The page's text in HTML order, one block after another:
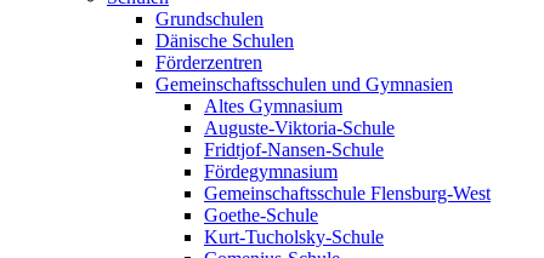
Grundschulen
Dänische Schulen
Förderzentren
Gemeinschaftsschulen und Gymnasien
Altes Gymnasium
Auguste-Viktoria-Schule
Fridtjof-Nansen-Schule
Fördegymnasium
Gemeinschaftsschule Flensburg-West
Goethe-Schule
Kurt-Tucholsky-Schule